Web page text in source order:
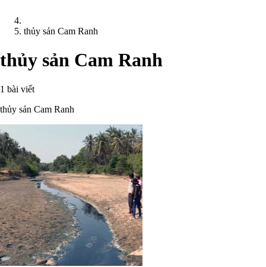
thủy sản Cam Ranh
thủy sản Cam Ranh
1 bài viết
thủy sản Cam Ranh